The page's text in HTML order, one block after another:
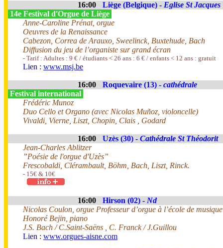
16:00 Liège (Belgique) - Eglise St Jacques
14e Festival d'Orgue de Liège
Anne-Caroline Prénat, orgue
Oeuvres de la Renaissance
Cabezon, Correa de Arauxo, Sweelinck, Buxtehude, Bach
Diffusion du jeu de l’organiste sur grand écran
- Tarif : Adultes : 9 € / étudiants < 26 ans : 6 € / enfants < 12 ans : gratuit
Lien : www.msj.be
16:00 Roquevaire (13) - cathédrale
Festival international
Frédéric Munoz
Duo Cello et Organo (avec Nicolas Muñoz, violoncelle)
Vivaldi, Vierne, Liszt, Chopin, Clais , Godard
16:00 Uzès (30) - Cathédrale St Théodorit
Jean-Charles Ablitzer
”Poésie de l'orgue d'Uzès”
Frescobaldi, Clérambault, Böhm, Bach, Liszt, Rinck.
- 15€ & 10€
16:00 Hirson (02) - Nd
Nicolas Coulon, orgue Professeur d’orgue à l’école de
Honoré Bejin, piano
J.S. Bach / C.Saint-Saëns , C. Franck / J.Guillou
Lien : www.orgues-aisne.com